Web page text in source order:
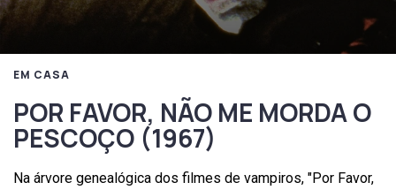
EM CASA
POR FAVOR, NÃO ME MORDA O
PESCOÇO (1967)
Na árvore genealógica dos filmes de vampiros, "Por Favor,